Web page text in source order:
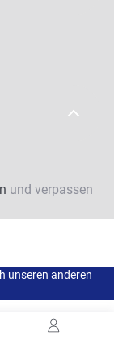
und verpassen
unseren anderen